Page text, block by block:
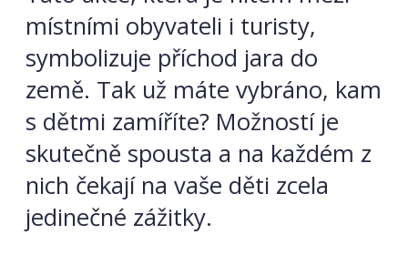
místními obyvateli i turisty,
symbolizuje příchod jara do
země. Tak už máte vybráno, kam
s dětmi zamíříte? Možností je
skutečně spousta a na každém z
nich čekají na vaše děti zcela
jedinečné zážitky.